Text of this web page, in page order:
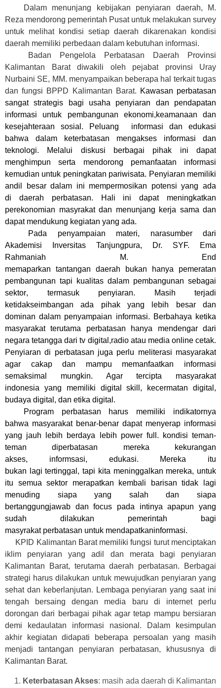
Dalam menunjang kebijakan penyiaran daerah, M.
Reza mendorong pemerintah Pusat untuk melakukan survey
untuk melihat kondisi setiap daerah dikarenakan kondisi
daerah memiliki perbedaan dalam kebutuhan informasi.
Badan Pengelola Perbatasan Daerah Provinsi
Kalimantan Barat diwakili oleh pejabat provinsi Uray
Nurbaini SE, MM. menyampaikan beberapa hal terkait tugas
dan fungsi BPPD Kalimantan Barat. Kawasan perbatasan
sangat strategis bagi usaha penyiaran dan pendapatan
informasi untuk pembangunan ekonomi,keamanaan dan
kesejahteraan sosial . Peluang
informasi dan edukasi
bahwa dalam
keterbatasan mengakses informasi dan
teknologi. Melalui diskusi berbagai pihak ini dapat
menghimpun serta mendorong pemanfaatan informasi
kemudian untuk peningkatan pariwisata. Penyiaran memiliki
andil besar dalam ini mempermosikan potensiyang ada
di
daerah perbatasan. Hali ini dapat meningkatkan
perekonomian masyrakat dan menunjang kerja sama dan
dapat mendukung kegiatan yang ada.
Pada penyampaian materi, narasumber dari
Akademisi Inversitas Tanjungpura, Dr. SYF. Ema
Rahmaniah M. End
memaparkan tantangan daerah bukan hanya pemeratan
pembangunan tapi kualitas dalam pembangunan sebagai
sektor, termasuk penyiaran. Masih terjadi
ketidakseimbangan ada pihak yang lebih besar dan
dominan dalam penyampaian informasi. Berbahaya ketika
masyarakatterutama perbatasan hanya mendengar dari
negara tetangga dari tv digital,radio atau media online cetak.
Penyiaran di perbatasan juga perlu meliterasi masyarakat
agar cakapdan mampu memanfaatkan informasi
semaksimal mungkin. Agar tercipta masyarakat
indonesia yang memiliki digital skill,
kecermatan digital,
budaya digital, dan etika digital .
Program perbatasan harus memiliki indikatornya
bahwa masyarakat benar-benar dapat menyerap informasi
yang jauh lebih berdaya lebih power full .
kondisi teman-
teman diperbatasan mereka kekurangan
akses,
informsasi, edukasi. Mereka itu
bukan
lagitertinggal ,tapi kita meninggalkan mereka, untuk
itu semua sektor merapatkan kembali barisan tidak lagi
menuding siapa yang salah dan siapa
bertanggungjawab dan focus pada intinya apapun yang
sudah dilakukan pemerintah
bagi
masyrakat perbatasan untuk mendapatkaninformasi.
KP ID Kalimantan Barat memiliki fungsi turut menciptakan
iklim penyiaran yang adil dan merata bagi penyiaran
Kalimantan Barat, terutama daerah perbatasan. Berbagai
strategi harus dilakukan untuk mewujudkan penyiaran yang
sehat dan keberlanjutan. Lembaga penyiaran yang saat ini
tengah bersaing dengan media baru di internet perlu
dorongan dari berbagai pihak agar tetap mampu bersiaran
demi kedaulatan informasi nasional.
Dalam kesimpulan
akhir kegiatan didapati beberapa persoalan yang masih
menjadi tantangan penyiaran perbatasan, khususnya di
Kalimantan Barat.
1. Keterbatasan Akses: masih ada daerah di Kalimantan